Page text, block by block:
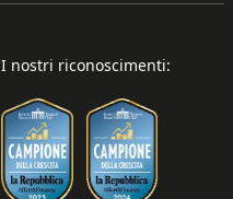
I nostri riconoscimenti: